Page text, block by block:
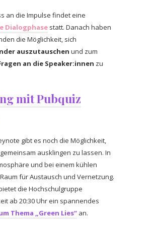
an die Impulse findet eine
Dialogphase statt. Danach haben
die Möglichkeit, sich
auszutauschen und zum
an die Speaker:innen zu
mit Pubquiz
gibt es noch die Möglichkeit,
ausklingen zu lassen. In
und bei einem kühlen
für Austausch und Vernetzung.
die Hochschulgruppe
ab 20:30 Uhr ein spannendes
Thema „Green Lies“ an.